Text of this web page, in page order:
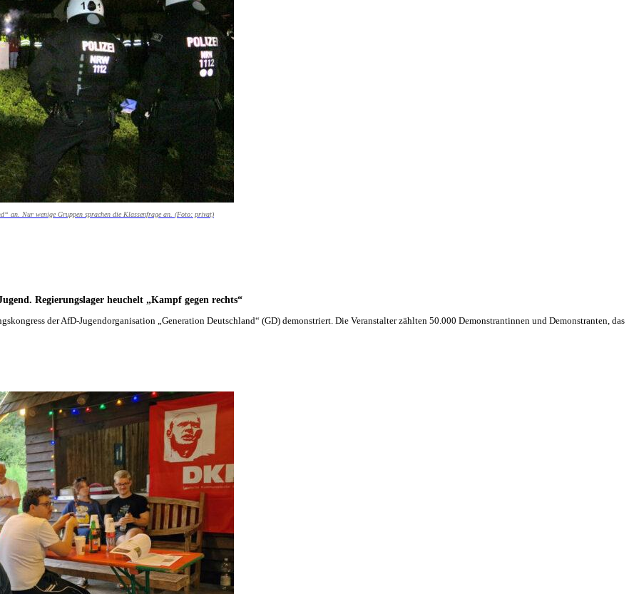
an. Nur wenige Gruppen sprachen die Klassenfrage an. (Foto: privat)
Regierungslager heuchelt „Kampf gegen rechts“
der AfD-Jugendorganisation „Generation Deutschland“ (GD) demonstriert. Die Veranstalter zählten 50.000 Demonstrantinnen und Demonstranten, das